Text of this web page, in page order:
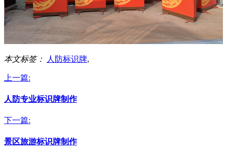
本文标签： 人防标识牌,
上一篇:
人防专业标识牌制作
下一篇:
景区旅游标识牌制作